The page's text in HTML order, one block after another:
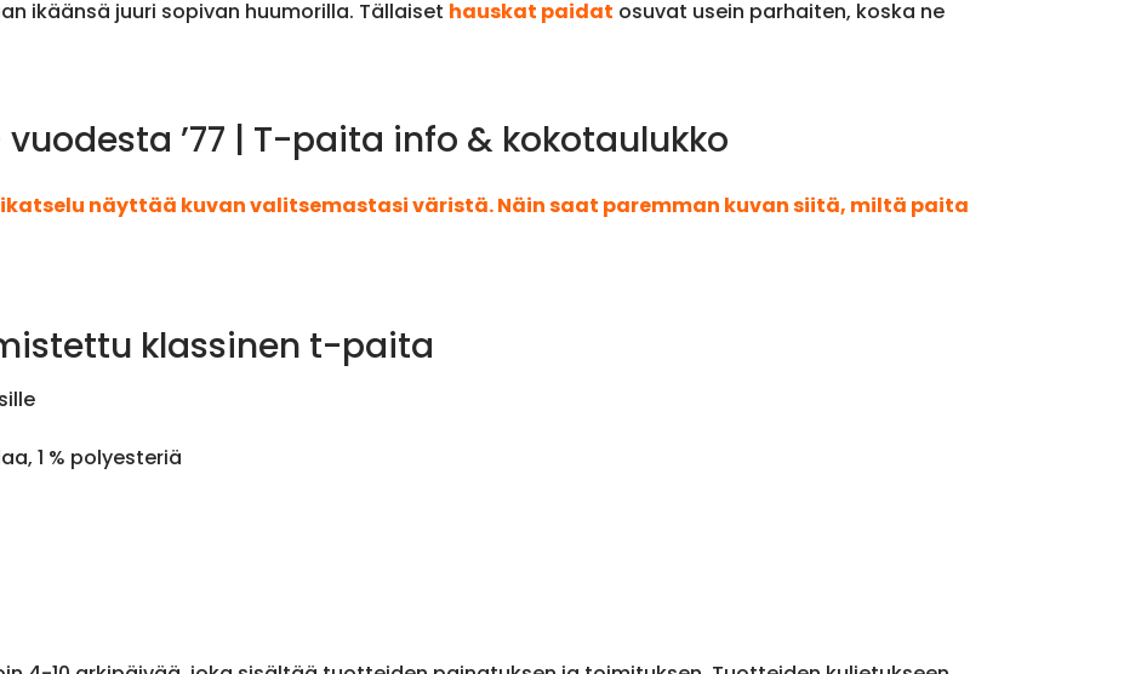
ikäänsä juuri sopivan huumorilla. Tällaiset hauskat paidat osuvat usein parhaiten, koska ne
’77 | T-paita info & kokotaulukko
näyttää kuvan valitsemastasi väristä. Näin saat paremman kuvan siitä, miltä paita
klassinen t-paita
1 % polyesteriä